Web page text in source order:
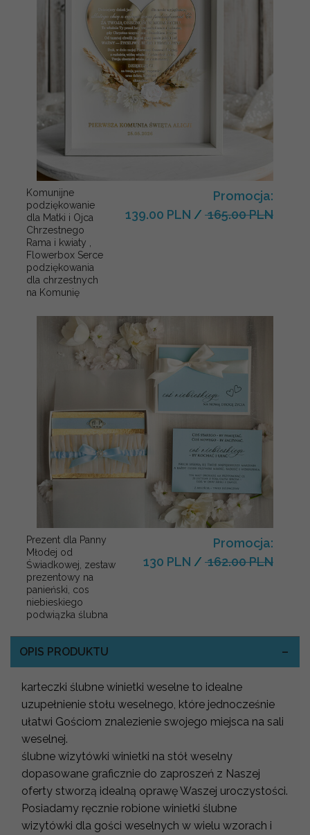
Komunijne
podziękowanie
dla Matki i Ojca
Chrzestnego
Rama i kwiaty ,
Flowerbox Serce
podziękowania
dla chrzestnych
na Komunię
Promocja:
139.00 PLN / 165.00 PLN
Prezent dla Panny
Młodej od
Świadkowej, zestaw
prezentowy na
panieński, cos
niebieskiego
podwiązka ślubna
Promocja:
130 PLN / 162.00 PLN
OPIS PRODUKTU
karteczki ślubne winietki weselne to idealne
uzupełnienie stołu weselnego, które jednocześnie
ułatwi Gościom znalezienie swojego miejsca na sali
weselnej.
ślubne wizytówki winietki na stół weselny
dopasowane graficznie do zaproszeń z Naszej
oferty stworzą idealną oprawę Waszej uroczystości.
Posiadamy ręcznie robione winietki ślubne
wizytówki dla gości weselnych w wielu wzorach i